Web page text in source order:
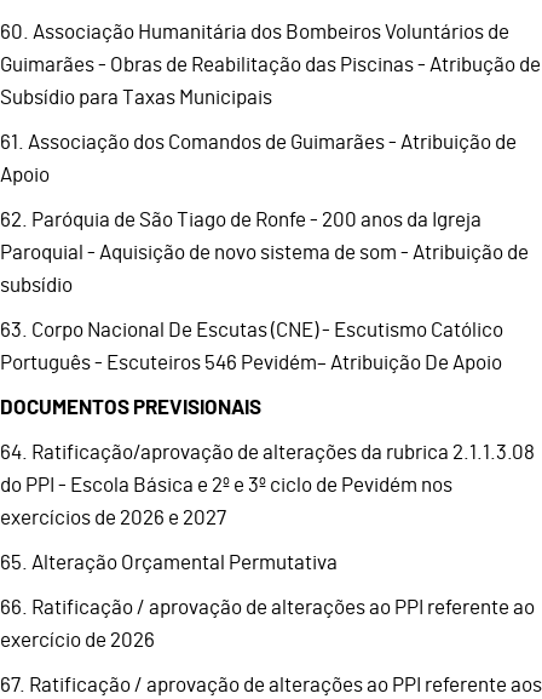
60. Associação Humanitária dos Bombeiros Voluntários de
Guimarães - Obras de Reabilitação das Piscinas - Atribução de
Subsídio para Taxas Municipais
61. Associação dos Comandos de Guimarães - Atribuição de
Apoio
62. Paróquia de São Tiago de Ronfe - 200 anos da Igreja
Paroquial - Aquisição de novo sistema de som - Atribuição de
subsídio
63. Corpo Nacional De Escutas (CNE) - Escutismo Católico
Português - Escuteiros 546 Pevidém– Atribuição De Apoio
DOCUMENTOS PREVISIONAIS
64. Ratificação/aprovação de alterações da rubrica 2.1.1.3.08
do PPI - Escola Básica e 2º e 3º ciclo de Pevidém nos
exercícios de 2026 e 2027
65. Alteração Orçamental Permutativa
66. Ratificação / aprovação de alterações ao PPI referente ao
exercício de 2026
67. Ratificação / aprovação de alterações ao PPI referente aos